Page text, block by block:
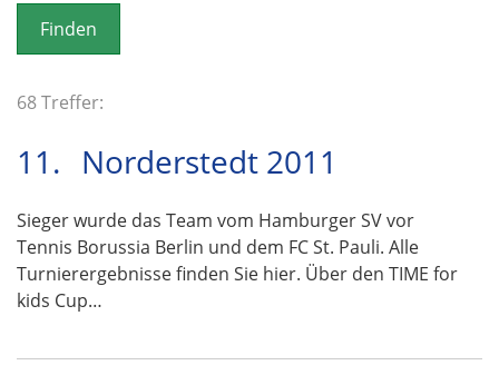
o
n
68 Treffer:
11. Norderstedt 2011
Sieger wurde das Team vom Hamburger SV vor
Tennis Borussia Berlin und dem FC St. Pauli. Alle
Turnierergebnisse finden Sie hier. Über den TIME for
kids Cup…